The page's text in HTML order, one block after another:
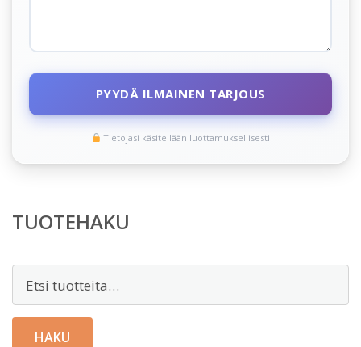
PYYDÄ ILMAINEN TARJOUS
Tietojasi käsitellään luottamuksellisesti
TUOTEHAKU
HAKU